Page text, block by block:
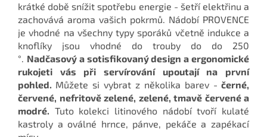
krátké době snížit spotřebu energie - šetří elektřinu a
zachovává aroma vašich pokrmů. Nádobí PROVENCE
je vhodné na všechny typy sporáků včetně indukce a
knoflíky jsou vhodné do trouby do do 250
°. Nadčasový a sotisfikovaný design a ergonomické
rukojeti vás při servírování upoutají na první
pohled. Můžete si vybrat z několika barev - černé,
červené, nefritově zelené, zelené, tmavě červené a
modré. Tuto kolekci litinového nádobí tvoří kulaté
kastroly a oválné hrnce, pánve, pekáče a zapékací